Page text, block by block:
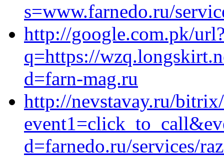
s=www.farnedo.ru/
http://google.com.pk/
q=https://
d=farn-mag.ru
http://nevstavay.ru/
d=farnedo.ru/services/